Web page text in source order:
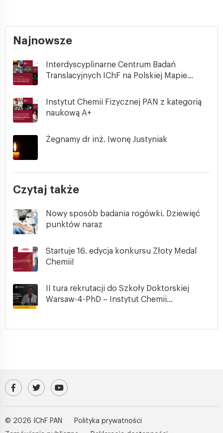
Najnowsze
Interdyscyplinarne Centrum Badań
Translacyjnych IChF na Polskiej Mapie...
Instytut Chemii Fizycznej PAN z kategorią
naukową A+
Żegnamy dr inż. Iwonę Justyniak
Czytaj także
Nowy sposób badania rogówki. Dziewięć
punktów naraz
Startuje 16. edycja konkursu Złoty Medal
Chemii!
II tura rekrutacji do Szkoły Doktorskiej
Warsaw-4-PhD – Instytut Chemii...
Odwiedź nasz profil na Facebooku
Profil IChF PAN na platformie X (Twitter)
Kanał IChF PAN w serwisie YouTube
© 2026 IChF PAN
Polityka prywatności